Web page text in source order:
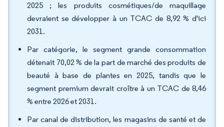
2025 ; les produits cosmétiques/de maquillage
devraient se développer à un TCAC de 8,92 % d'ici
2031.
Par catégorie, le segment grande consommation
détenait 70,02 % de la part de marché des produits de
beauté à base de plantes en 2025, tandis que le
segment premium devrait croître à un TCAC de 8,46
% entre 2026 et 2031.
Par canal de distribution, les magasins de santé et de